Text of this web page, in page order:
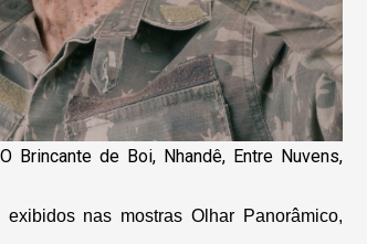
Brincante de Boi, Nhandê, Entre Nuvens,
nas mostras Olhar Panorâmico,